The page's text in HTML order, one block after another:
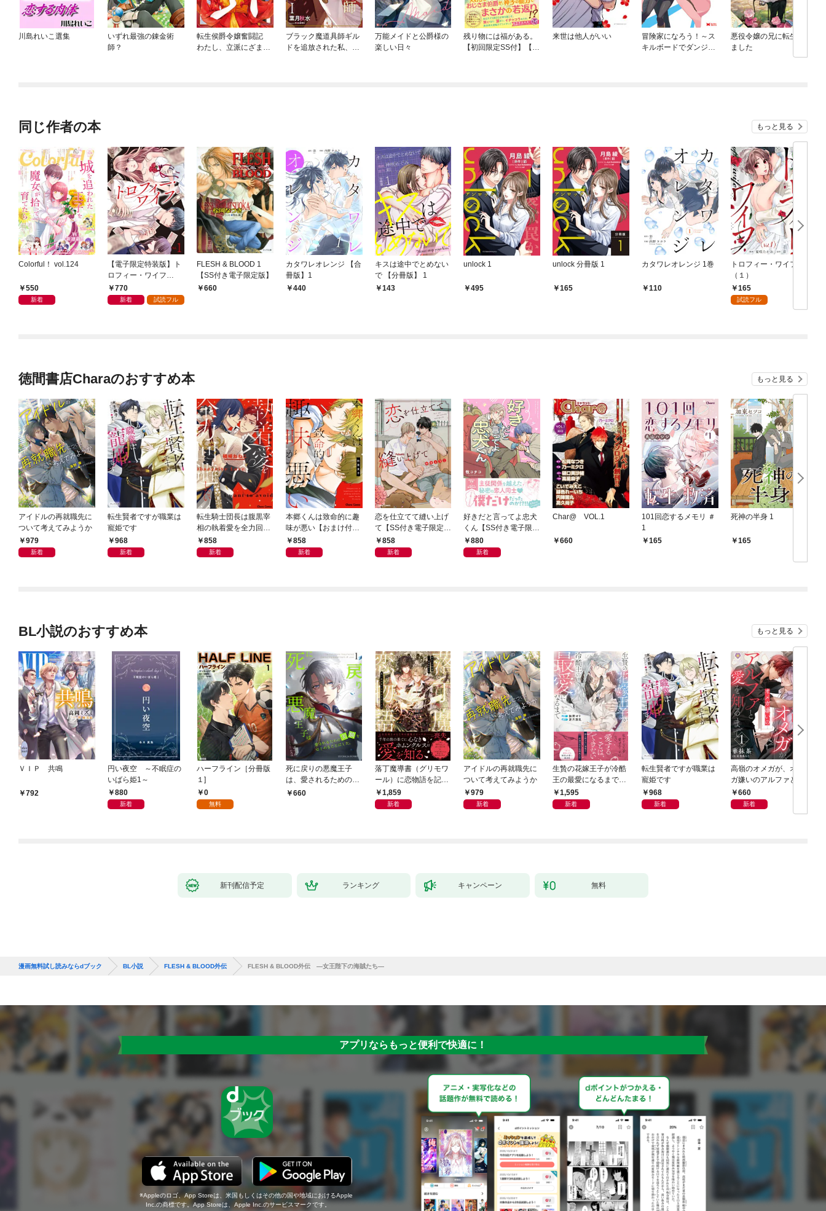
川島れいこ選集
いずれ最強の錬金術
師？
転生侯爵令嬢奮闘記
わたし、立派にざまぁ
ブラック魔道具師ギル
ドを追放された私、王
万能メイドと公爵様の
楽しい日々
残り物には福がある。
【初回限定SS付】【イ
来世は他人がいい
冒険家になろう！～ス
キルボードでダンジョ
悪役令嬢の兄に転生し
ました
同じ作者の本 もっと見る
Colorful！ vol.124
550
新着
【電子限定特装版】ト
ロフィー・ワイフ
（１）【描き下ろしイ
ラスト付き】
770
新着 試読フル
FLESH & BLOOD 1
【SS付き電子限定版】
660
カタワレオレンジ 【合
冊版】1
440
キスは途中でとめない
で 【分冊版】 1
143
unlock 1
495
unlock 分冊版 1
165
カタワレオレンジ 1巻
110
トロフィー・ワイフ
（１）
165
試読フル
徳間書店Charaのおすすめ本 もっと見る
アイドルの再就職先に
ついて考えてみようか
979
新着
転生賢者ですが職業は
寵姫です
968
新着
転生騎士団長は腹黒宰
相の執着愛を全力回避
したい【SS付き電子限
定版】
858
新着
本郷くんは致命的に趣
味が悪い【おまけ付き
電子限定版】
858
新着
恋を仕立てて縫い上げ
て【SS付き電子限定
版】858
新着
好きだと言ってよ忠犬
くん【SS付き電子限定
版】880
新着
Char@ VOL.1
660
101回恋するメモリ ＃
1
165
死神の半身 1
165
BL小説のおすすめ本 もっと見る
ＶＩＰ 共鳴
792
円い夜空 ～不眠症の
いばら姫1～
880
新着
ハーフライン［分冊版
１]
0
無料
死に戻りの悪魔王子
は、愛されるための実
験をはじめることにし
660
落丁魔導書（グリモワ
ール）に恋物語を記す
には【イラスト付き】
【単行本書き下ろしSS
1,859
新着
アイドルの再就職先に
ついて考えてみようか
979
新着
生贄の花嫁王子が冷酷
王の最愛になるまで
【イラスト付き】【単
行本書き下ろしSS付
1,595
新着
転生賢者ですが職業は
寵姫です
968
新着
高嶺のオメガが、オメ
ガ嫌いのアルファと愛
を知るまで1
660
新着
新刊配信予定 ランキング キャンペーン 無料
漫画無料試し読みならdブック BL小説 FLESH & BLOOD外伝 FLESH & BLOOD外伝 ―女王陛下の海賊たち―
アプリならもっと便利で快適に！
Appleのロゴ、App Storeは、米国もしくはその他の国や地域におけるApple
Inc.の商標です。App Storeは、Apple Inc.のサービスマークです。